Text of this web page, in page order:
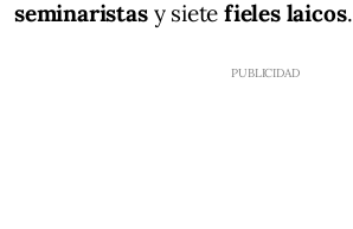
seminaristas y siete fieles laicos.